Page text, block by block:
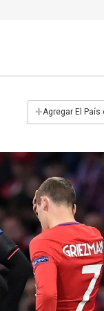
+Agregar El País